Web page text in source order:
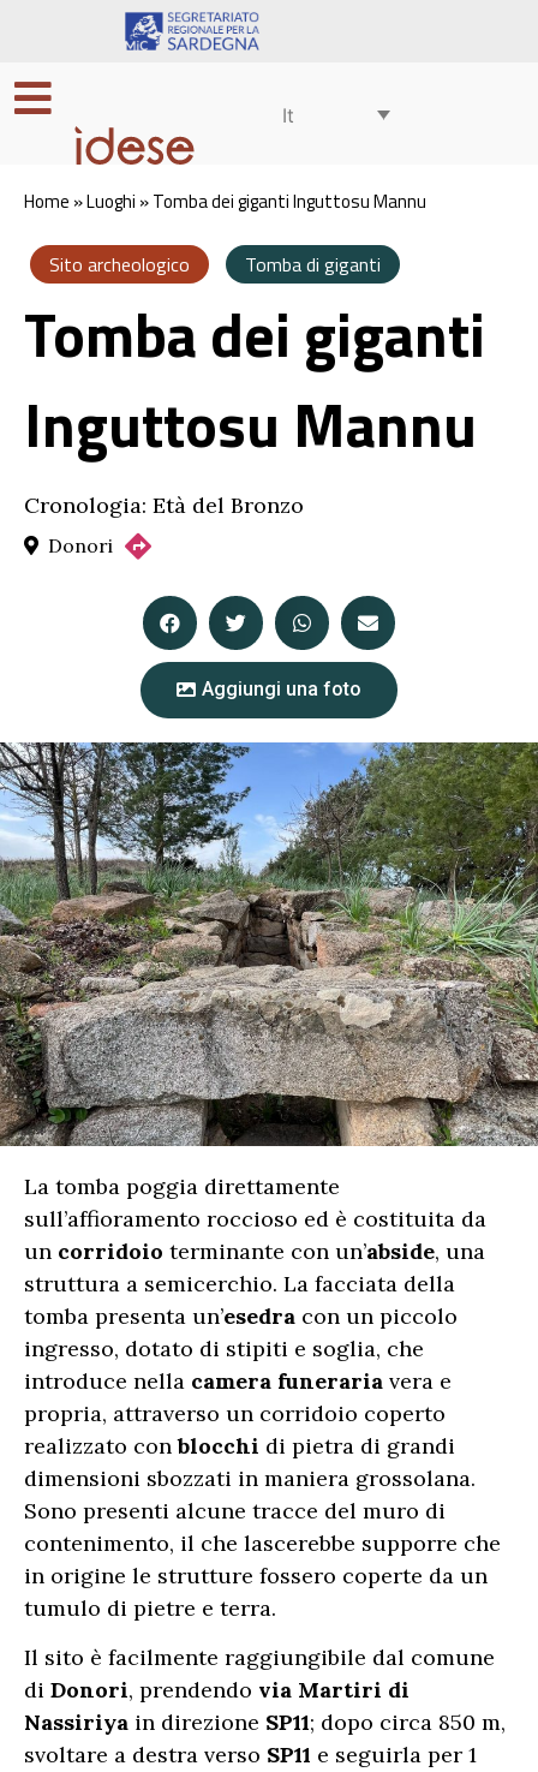
It
Home »Luoghi »Tomba dei giganti Inguttosu Mannu
Sito archeologico Tomba di giganti
Tomba dei giganti
Inguttosu Mannu
Cronologia: Età del Bronzo
Donori
Aggiungi una foto
La tomba poggia direttamente
sull’affioramento roccioso ed è costituita da
un corridoio terminante con un’abside, una
struttura a semicerchio. La facciata della
tomba presenta un’esedra con un piccolo
ingresso, dotato di stipiti e soglia, che
introduce nella camera funeraria vera e
propria, attraverso un corridoio coperto
realizzato conblocchi di pietra di grandi
dimensioni sbozzati in maniera grossolana.
Sono presenti alcune tracce del muro di
contenimento, il che lascerebbe supporre che
in origine le strutture fossero coperte da un
tumulo di pietre e terra.
Il sito è facilmente raggiungibile dal comune
di Donori, prendendo via Martiri di
Nassiriya in direzione SP11; dopo circa 850 m,
svoltare a destra verso SP11 e seguirla per 1